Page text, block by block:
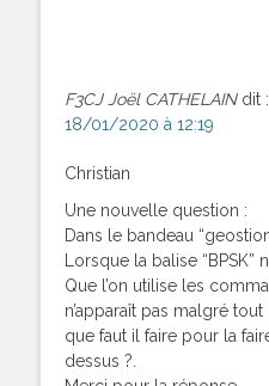
F3CJ Joël CATHELAIN dit :
18/01/2020 à 12:19
Christian
Une nouvelle question :
Dans le bandeau
Lorsque la balise “BPSK”
Que l’on utilise les
n’apparaît pas malgré tout
que faut il faire pour la
dessus ?.